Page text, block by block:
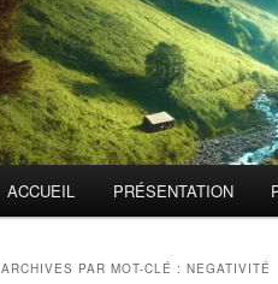
ACCUEIL PRÉSENTATION
ARCHIVES PAR MOT-CLÉ : NEGATIVITÉ